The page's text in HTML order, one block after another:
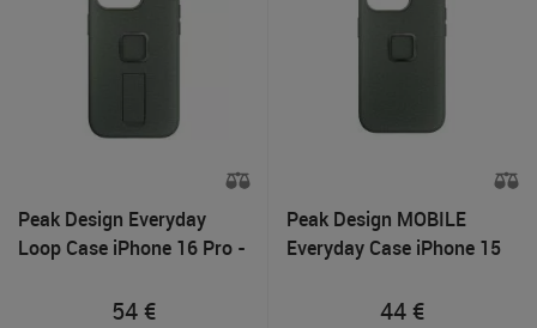
Peak Design Everyday
Loop Case iPhone 16 Pro -
54€
Peak Design MOBILE
Everyday Case iPhone 15
44€